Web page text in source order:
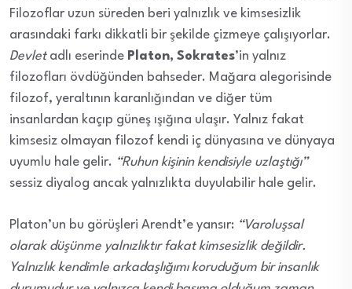
Filozoflar uzun süreden beri yalnızlık ve kimsesizlik
arasındaki farkı dikkatli bir şekilde çizmeye çalışıyorlar.
Devletadlı eserinde Platon, Sokrates’in yalnız
filozofları övdüğünden bahseder. Mağara alegorisinde
filozof, yeraltının karanlığından ve diğer tüm
insanlardan kaçıp güneş ışığına ulaşır. Yalnız fakat
kimsesiz olmayan filozof kendi iç dünyasına ve dünyaya
uyumlu hale gelir. “Ruhun kişinin kendisiyle uzlaştığı”
sessiz diyalog ancak yalnızlıkta duyulabilir hale gelir.
Platon’un bu görüşleri Arendt’e yansır: “Varoluşsal
olarak düşünme yalnızlıktır fakat kimsesizlik değildir.
Yalnızlık kendimle arkadaşlığımı koruduğum bir insanlık